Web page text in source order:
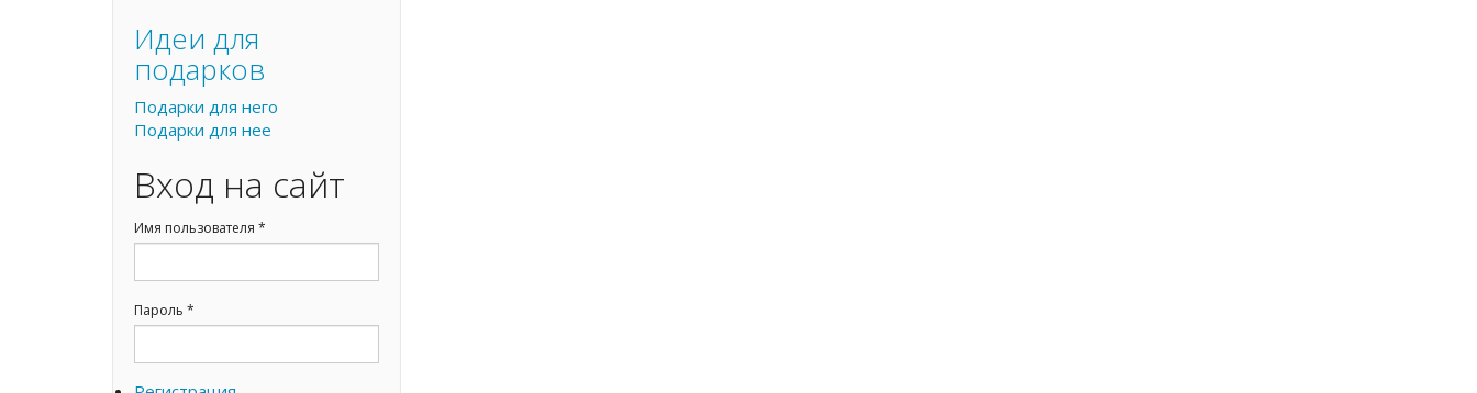
Идеи для
подарков
Подарки для него
Подарки для нее
Вход на сайт
Имя пользователя *
Пароль *